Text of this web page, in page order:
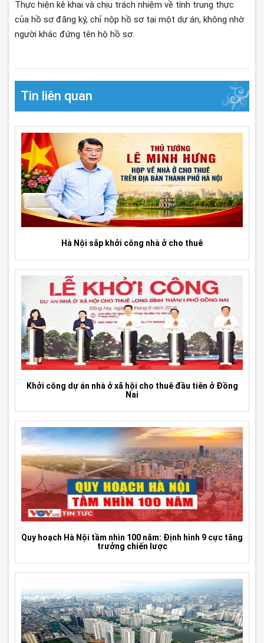
Thực hiện kê khai và chịu trách nhiệm về tính trung thực
của hồ sơ đăng ký, chỉ nộp hồ sơ tại một dự án, không nhờ
người khác đứng tên hộ hồ sơ.
Tin liên quan
Hà Nội sắp khởi công nhà ở cho thuê
Khởi công dự án nhà ở xã hội cho thuê đầu tiên ở Đồng
Nai
Quy hoạch Hà Nội tầm nhìn 100 năm: Định hình 9 cực tăng
trưởng chiến lược